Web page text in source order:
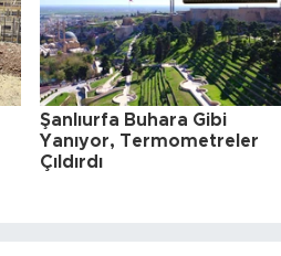
Şanlıurfa Buhara Gibi
Yanıyor, Termometreler
Çıldırdı